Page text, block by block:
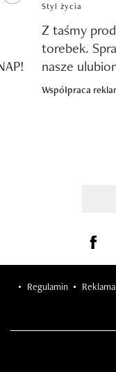
Styl życia
Z taśmy
torebek.
nasze
Współpraca
Visit
Regulamin Reklama